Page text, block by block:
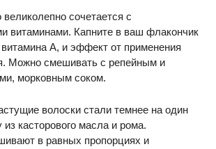
сочетается с
витаминами. Капните в ваш флакончик
витамина А, и эффект от применения
Можно смешивать с репейным и
морковным соком.
волоски стали темнее на один
касторового масла и рома.
в равных пропорциях и